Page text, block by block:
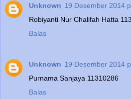
Unknown 19 Desember 2014
Robiyanti Nur Chalifah Hatta
Balas
Unknown 19 Desember 2014
Purnama Sanjaya 11310286
Balas